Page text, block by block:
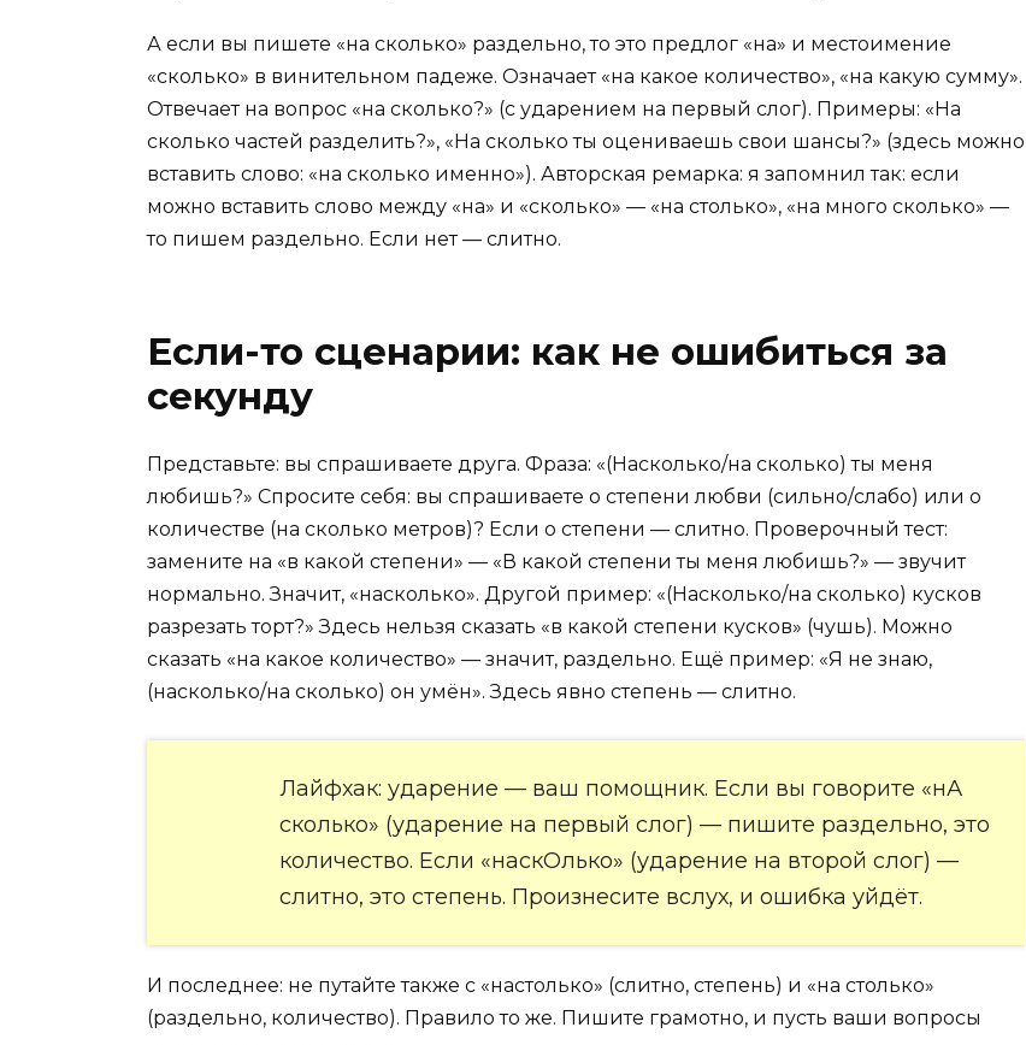
А если вы пишете «на сколько» раздельно, то это предлог «на» и местоимение
«сколько» в винительном падеже. Означает «на какое количество», «на какую сумму».
Отвечает на вопрос «на сколько?» (с ударением на первый слог). Примеры: «На
сколько частей разделить?», «На сколько ты оцениваешь свои шансы?» (здесь можно
вставить слово: «на сколько именно»). Авторская ремарка: я запомнил так: если
можно вставить слово между «на» и «сколько» — «на столько», «на много сколько» —
то пишем раздельно. Если нет — слитно.
Если-то сценарии: как не ошибиться за
секунду
Представьте: вы спрашиваете друга. Фраза: «(Насколько/на сколько) ты меня
любишь?» Спросите себя: вы спрашиваете о степени любви (сильно/слабо) или о
количестве (на сколько метров)? Если о степени — слитно. Проверочный тест:
замените на «в какой степени» — «В какой степени ты меня любишь?» — звучит
нормально. Значит, «насколько». Другой пример: «(Насколько/на сколько) кусков
разрезать торт?» Здесь нельзя сказать «в какой степени кусков» (чушь). Можно
сказать «на какое количество» — значит, раздельно. Ещё пример: «Я не знаю,
(насколько/на сколько) он умён». Здесь явно степень — слитно.
Лайфхак: ударение — ваш помощник. Если вы говорите «нА
сколько» (ударение на первый слог) — пишите раздельно, это
количество. Если «наскОлько» (ударение на второй слог) —
слитно, это степень. Произнесите вслух, и ошибка уйдёт.
И последнее: не путайте также с «настолько» (слитно, степень) и «на столько»
(раздельно, количество). Правило то же. Пишите грамотно, и пусть ваши вопросы